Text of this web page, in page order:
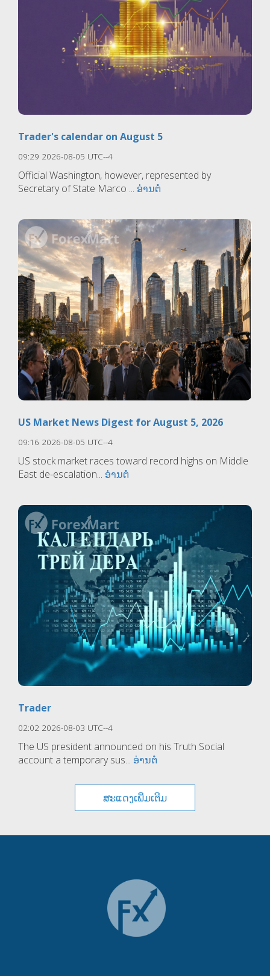
Trader's calendar on August 5
09:29 2026-08-05 UTC--4
Official Washington, however, represented by
Secretary of State Marco ... ອ່ານຕໍ່
US Market News Digest for August 5, 2026
09:16 2026-08-05 UTC--4
US stock market races toward record highs on Middle
East de-escalation... ອ່ານຕໍ່
Trader
02:02 2026-08-03 UTC--4
The US president announced on his Truth Social
account a temporary sus... ອ່ານຕໍ່
ສະແດງເພີ່ມເຕີມ